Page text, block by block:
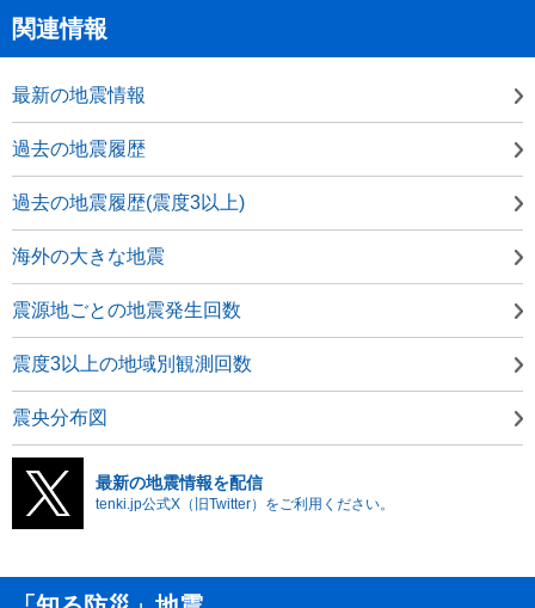
関連情報
最新の地震情報
過去の地震履歴
過去の地震履歴(震度3以上)
海外の大きな地震
震源地ごとの地震発生回数
震度3以上の地域別観測回数
震央分布図
最新の地震情報を配信
tenki.jp公式X（旧Twitter）をご利用ください。